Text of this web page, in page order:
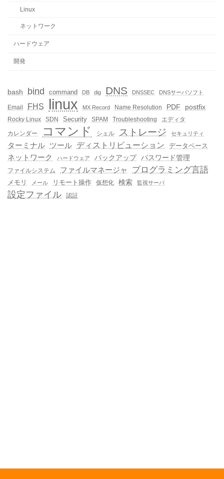
Linux
ネットワーク
ハードウェア
開発
bash bind command DB dig DNS DNSSEC DNSサーバソフト
Email FHS linux MX Record Name Resolution PDF postfix
Rocky Linux SDN Security SPAM Troubleshooting
エディタ
カレンダー
コマンド シェル ストレージ セキュリティ
ターミナル ツール ディストリビューション データベース
ネットワーク ハードウェア バックアップ パスワード管理
ファイルシステム ファイルマネージャ プログラミング言語
メモリ メール リモート操作 仮想化 検索 監視サーバ
設定ファイル 認証